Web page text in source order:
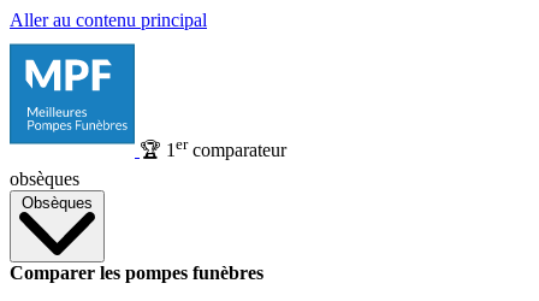
Aller au contenu principal
🏆 1 ercomparateur
obsèques
Obsèques
Comparer les pompes funèbres